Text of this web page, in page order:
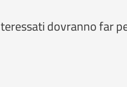
dovranno far